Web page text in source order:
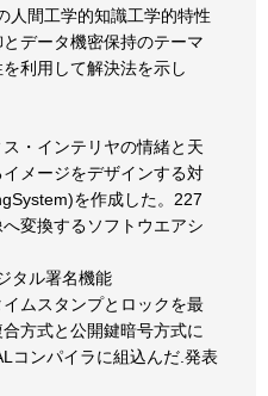
人間工学的知識工学的特性
データ機密保持のテーマ
利用して解決法を示し
・インテリヤの情緒と天
メージをデザインする対
を作成した。227
変換するソフトウエアシ
タル署名機能
ムスタンプとロックを最
方式と公開鍵暗号方式に
コンパイラに組込んだ.発表